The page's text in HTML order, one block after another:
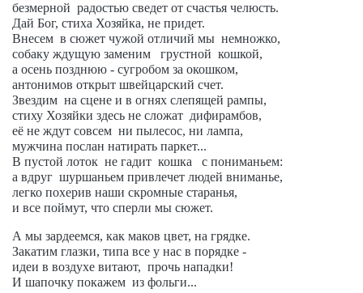
безмерной радостью сведет от счастья челюсть.
Дай Бог, стиха Хозяйка, не придет.
Внесем в сюжет чужой отличий мы немножко,
собаку ждущую заменим грустной кошкой,
а осень позднюю - сугробом за окошком,
антонимов открыт швейцарский счет.
Звездим на сцене и в огнях слепящей рампы,
стиху Хозяйки здесь не сложат дифирамбов,
её не ждут совсем ни пылесос, ни лампа,
мужчина послан натирать паркет...
В пустой лоток не гадит кошка с пониманьем:
а вдруг шуршаньем привлечет людей вниманье,
легко похерив наши скромные старанья,
и все поймут, что сперли мы сюжет.
А мы зардеемся, как маков цвет, на грядке.
Закатим глазки, типа все у нас в порядке -
идеи в воздухе витают, прочь нападки!
И шапочку покажем из фольги...